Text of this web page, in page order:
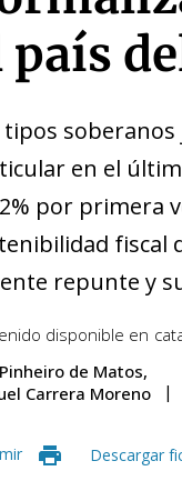
país
tipos
en el
por primera
fiscal
repunte y
disponible en
de Matos
Carrera Moreno
Descargar